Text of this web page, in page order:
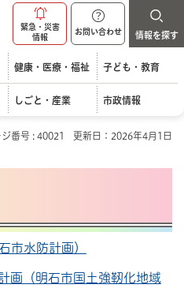
緊急・災害
情報
お問い合わせ 情報を探す
健康・医療・福祉 子ども・教育
しごと・産業 市政情報
ジ番号 : 40021 更新日：2026年4月1日
市水防計画）
画（明石市国土強靭化地域